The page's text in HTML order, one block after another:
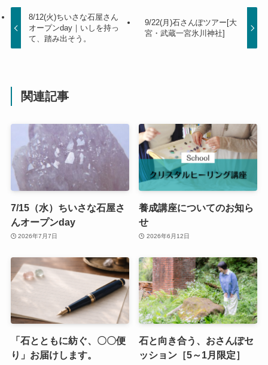
8/12(火)ちいさな石屋さん
オープンday｜いしを持っ
て、踏み出そう。
9/22(月)石さんぽツアー[大
宮・武蔵一宮氷川神社]
関連記事
7/15（水）ちいさな石屋さ
んオープンday
2026年7月7日
養成講座についてのお知ら
せ
2026年6月12日
「石とともに紡ぐ、〇〇便
り」お届けします。
石と向き合う、おさんぽセ
ッション［5～1月限定］